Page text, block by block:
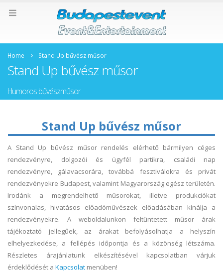
Home Stand Up bűvész műsor
Stand Up bűvész műsor
Humoros bűvészműsor
Stand Up bűvész műsor
A Stand Up bűvész műsor rendelés elérhető bármilyen céges
rendezvényre, dolgozói és ügyfél partikra, családi nap
rendezvényre, gálavacsorára, továbbá fesztiválokra és privát
rendezvényekre Budapest, valamint Magyarország egész területén.
Irodánk a megrendelhető műsorokat, illetve produkciókat
színvonalas, hivatásos előadóművészek előadásában kínálja a
rendezvényekre. A weboldalunkon feltüntetett műsor árak
tájékoztató jellegűek, az árakat befolyásolhatja a helyszín
elhelyezkedése, a fellépés időpontja és a közönség létszáma.
Részletes árajánlatunk elkészítésével kapcsolatban várjuk
érdeklődését a Kapcsolat menüben!